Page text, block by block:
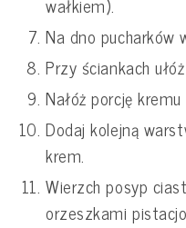
Na dno pucharków
Przy ściankach
Nałóż porcję
Dodaj kolejną
krem.
Wierzch posyp
orzeszkami